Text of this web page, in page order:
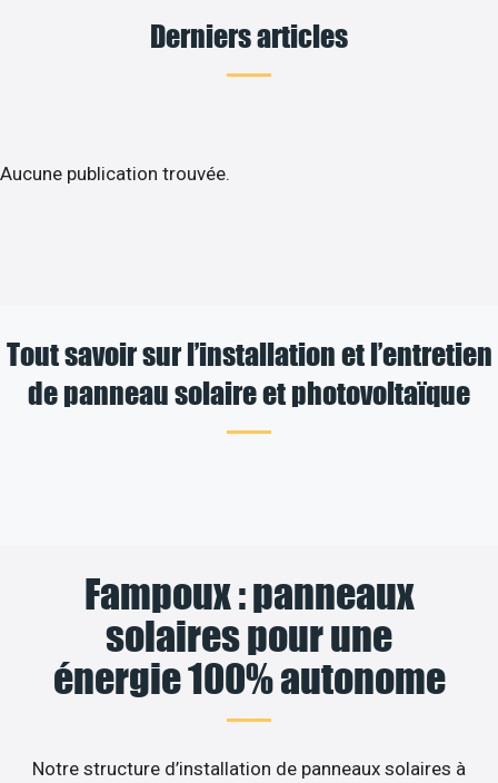
Derniers articles
Aucune publication trouvée.
Tout savoir sur l’installation et l’entretien
de panneau solaire et photovoltaïque
Fampoux : panneaux
solaires pour une
énergie 100% autonome
Notre structure d’installation de panneaux solaires à